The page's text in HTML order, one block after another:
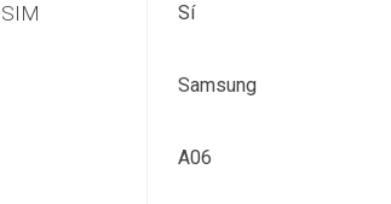
Sí
Samsung
A06